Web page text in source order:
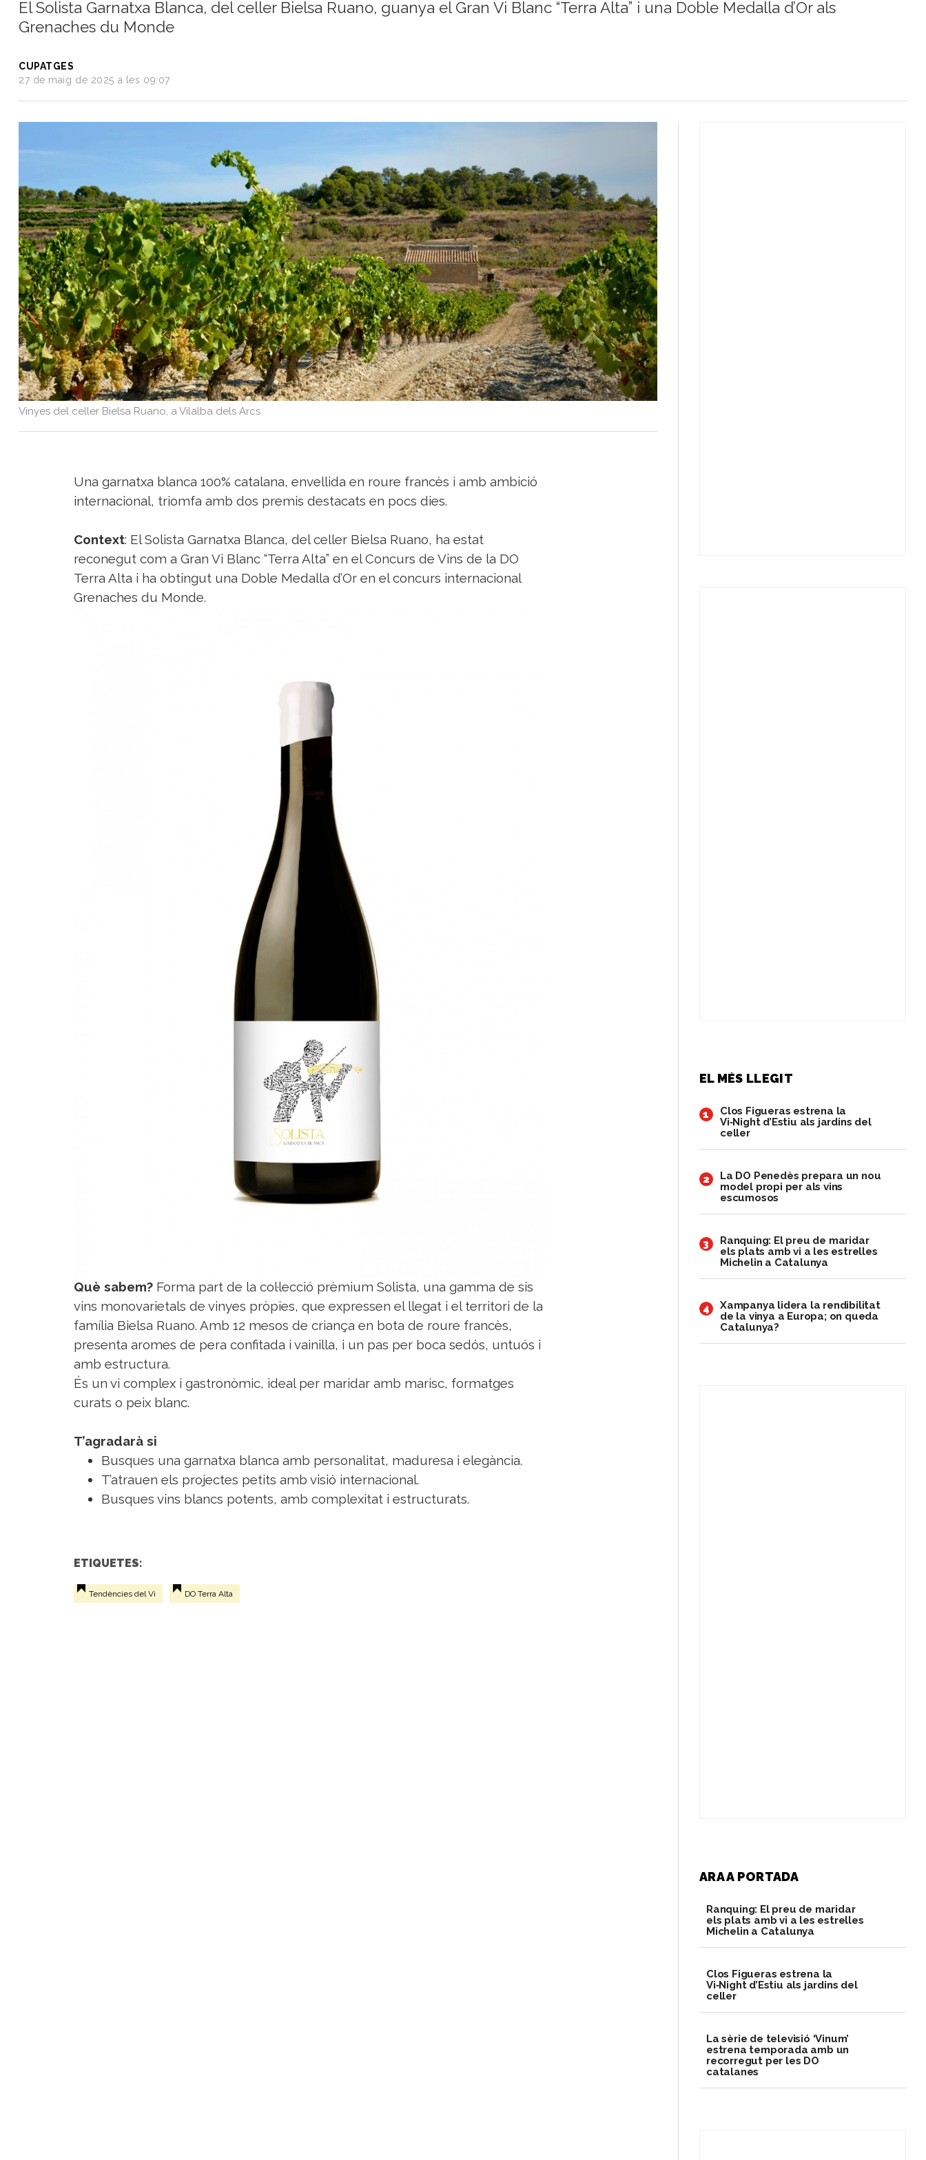
del
Vi
i
Vi
més
i
Receptes
de
cuina
Vídeos
Gastronomia
Opinió
Espai
Nutrició
Sorteigs
El Solista Garnatxa Blanca, del celler Bielsa Ruano, guanya el Gran Vi Blanc “Terra Alta” i una Doble Medalla d’Or als
Grenaches du Monde
CUPATGES
27 de maig de 2025 a les 09:07
Vinyes del celler Bielsa Ruano, a Vilalba dels Arcs
Una garnatxa blanca 100% catalana, envellida en roure francès i amb ambició
internacional, triomfa amb dos premis destacats en pocs dies.
Context: El Solista Garnatxa Blanca, del celler Bielsa Ruano, ha estat
reconegut com a Gran Vi Blanc “Terra Alta” en el Concurs de Vins de la DO
Terra Alta i ha obtingut una Doble Medalla d’Or en el concurs internacional
Grenaches du Monde.
Què sabem? Forma part de la col·lecció prèmium Solista, una gamma de sis
vins monovarietals de vinyes pròpies, que expressen el llegat i el territori de la
família Bielsa Ruano. Amb 12 mesos de criança en bota de roure francès,
presenta aromes de pera confitada i vainilla, i un pas per boca sedós, untuós i
amb estructura.
És un vi complex i gastronòmic, ideal per maridar amb marisc, formatges
curats o peix blanc.
T’agradarà si
Busques una garnatxa blanca amb personalitat, maduresa i elegància.
T’atrauen els projectes petits amb visió internacional.
Busques vins blancs potents, amb complexitat i estructurats.
ETIQUETES:
Tendències del Vi DO Terra Alta
EL MÉS LLEGIT
1
Clos Figueras estrena la
Vi‑Night d’Estiu als jardins del
celler
2
​La DO Penedès prepara un nou
model propi per als vins
escumosos
3
Ranquing: El preu de maridar
els plats amb vi a les estrelles
Michelin a Catalunya
4
Xampanya lidera la rendibilitat
de la vinya a Europa; on queda
Catalunya?
ARA A PORTADA
Ranquing: El preu de maridar
els plats amb vi a les estrelles
Michelin a Catalunya
Clos Figueras estrena la
Vi‑Night d’Estiu als jardins del
celler
La sèrie de televisió ‘Vinum’
estrena temporada amb un
recorregut per les DO
catalanes